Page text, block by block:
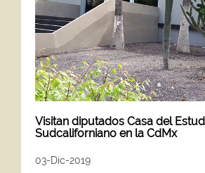
Visitan diputados Casa del
Sudcaliforniano en la CdMx
03-Dic-2019